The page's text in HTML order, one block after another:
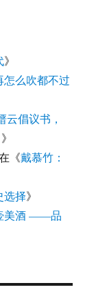
》
么吹都不过
云倡议书，
》
《戴慕竹：
选择》
美酒 ——品